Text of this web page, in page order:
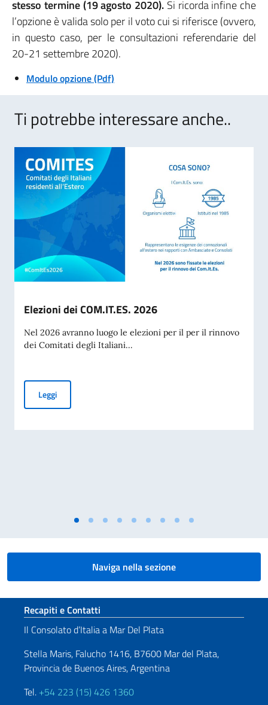
stesso termine (19 agosto 2020). Si ricorda infine che
l’opzione è valida solo per il voto cui si riferisce (ovvero,
in questo caso, per le consultazioni referendarie del
20-21 settembre 2020).
Modulo opzione (Pdf)
Ti potrebbe interessare anche..
Elezioni dei COM.IT.ES. 2026
Nel 2026 avranno luogo le elezioni per il per il rinnovo
dei Comitati degli Italiani...
LeggiElezioni dei COM.IT.ES. 2026
Naviga nella sezione
Sezione footer
Recapiti e Contatti
Il Consolato d’Italia a Mar Del Plata
Stella Maris, Falucho 1416, B7600 Mar del Plata,
Provincia de Buenos Aires, Argentina
Tel. +54 223 (15) 426 1360